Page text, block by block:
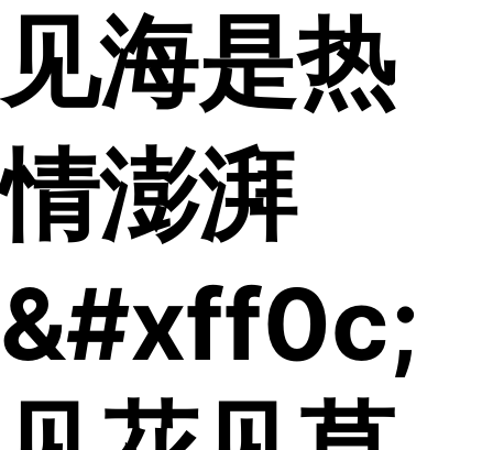
见海是热
情澎湃
&#xff0c;